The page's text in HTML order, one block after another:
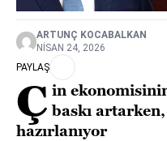
ARTUNÇ KOCABALKAN
NISAN 24, 2026
PAYLAŞ
Ç in
baskı
hazırlanıyor